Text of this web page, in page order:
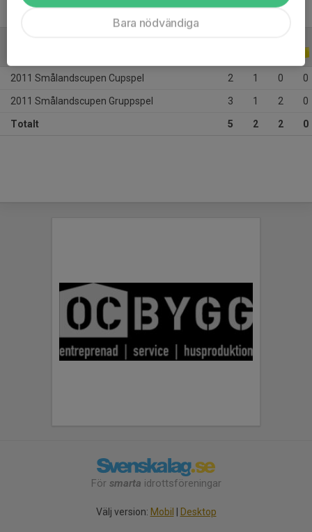
2011 Smålandscupen Cupspel 2 1 0 0
2011 Smålandscupen Gruppspel 3 1 2 0
Totalt 5 2 2 0
För smarta idrottsföreningar
Välj version: Mobil Desktop
Bara nödvändiga